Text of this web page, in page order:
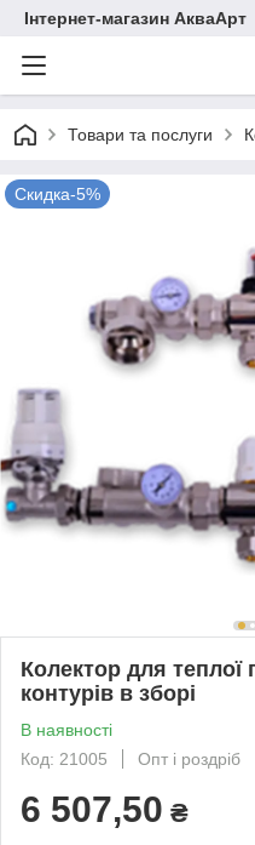
Інтернет-магазин АкваАрт
Товари та послуги
Скидка-5%
Колектор для теплої
контурів в зборі
В наявності
Код: 21005
Опт і роздріб
6 507,50 ₴